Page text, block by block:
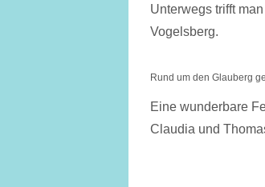
Unterwegs trifft
Vogelsberg.
Rund um den Glauberg
Eine wunderbare
Claudia und